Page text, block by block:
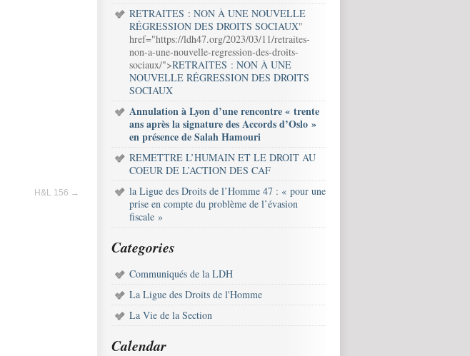
H&L 156 →
RETRAITES : NON À UNE NOUVELLE
RÉGRESSION DES DROITS SOCIAUX"
href="https://ldh47.org/2023/03/11/retraites-
non-a-une-nouvelle-regression-des-droits-
sociaux/">RETRAITES : NON À UNE
NOUVELLE RÉGRESSION DES DROITS
SOCIAUX
Annulation à Lyon d’une rencontre « trente
ans après la signature des Accords d’Oslo »
en présence de Salah Hamouri
REMETTRE L’HUMAIN ET LE DROIT AU
COEUR DE L’ACTION DES CAF
la Ligue des Droits de l’Homme 47 : « pour une
prise en compte du problème de l’évasion
fiscale »
Categories
Communiqués de la LDH
La Ligue des Droits de l'Homme
La Vie de la Section
Calendar